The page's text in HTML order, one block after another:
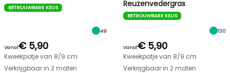
BETROUWBARE KEUS
49
Vanaf€ 5,90
Kweekpotje van 8/9 cm
Verkrijgbaar in 2 maten
Reuzenvedergras
BETROUWBARE KEUS
130
Vanaf€ 5,90
Kweekpotje van 8/9 cm
Verkrijgbaar in 2 maten